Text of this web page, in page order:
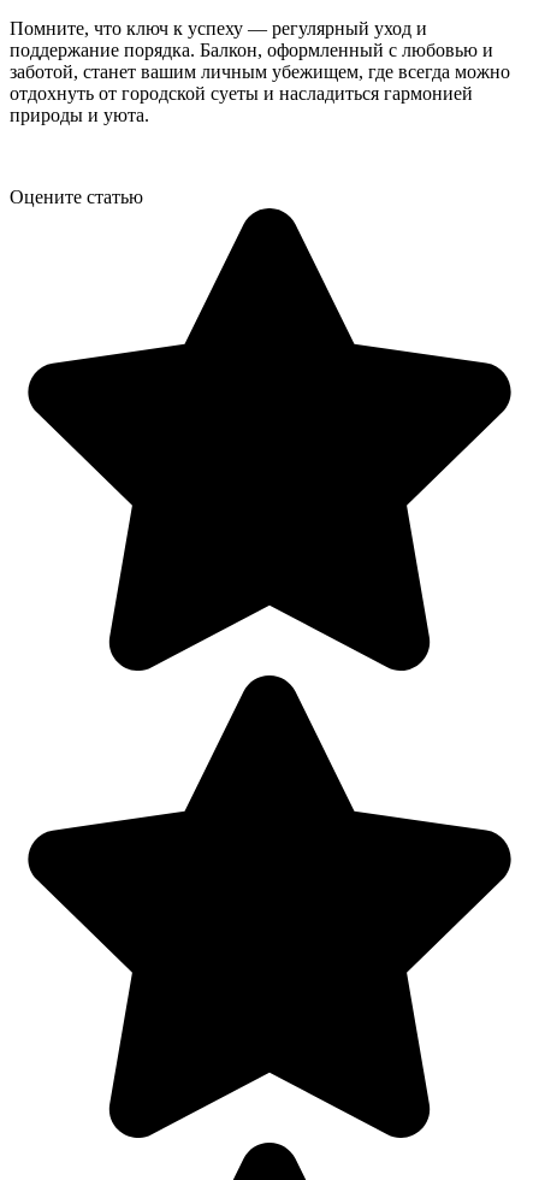
Помните, что ключ к успеху — регулярный уход и
поддержание порядка. Балкон, оформленный с любовью и
заботой, станет вашим личным убежищем, где всегда можно
отдохнуть от городской суеты и насладиться гармонией
природы и уюта.
Оцените статью